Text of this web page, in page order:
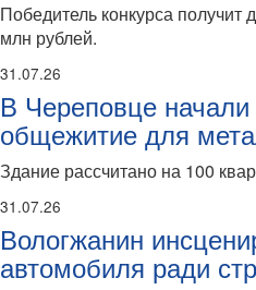
Победитель конкурса
млн рублей.
31.07.26
В Череповце начали
общежитие для
Здание рассчитано на 100
31.07.26
Вологжанин
автомобиля ради